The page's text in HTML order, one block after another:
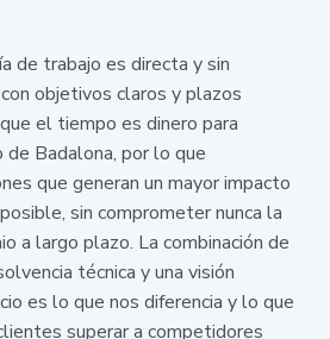
de trabajo es directa y sin
objetivos claros y plazos
el tiempo es dinero para
de Badalona, por lo que
que generan un mayor impacto
sin comprometer nunca la
a largo plazo. La combinación de
técnica y una visión
es lo que nos diferencia y lo que
superar a competidores